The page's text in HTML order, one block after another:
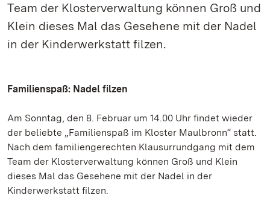
Team der Klosterverwaltung können Groß und
Klein dieses Mal das Gesehene mit der Nadel
in der Kinderwerkstatt filzen.
Familienspaß: Nadel filzen
Am Sonntag, den 8. Februar um 14.00 Uhr findet wieder
der beliebte „Familienspaß im Kloster Maulbronn“ statt.
Nach dem familiengerechten Klausurrundgang mit dem
Team der Klosterverwaltung können Groß und Klein
dieses Mal das Gesehene mit der Nadel in der
Kinderwerkstatt filzen.